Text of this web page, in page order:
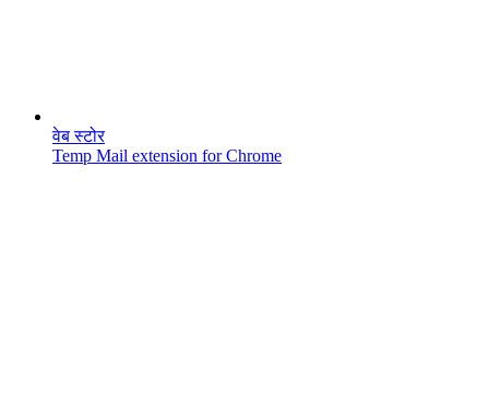
वेब स्टोर
Temp Mail extension for Chrome